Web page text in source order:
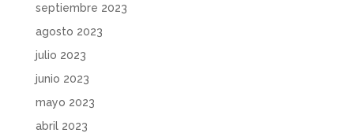
septiembre 2023
agosto 2023
julio 2023
junio 2023
mayo 2023
abril 2023